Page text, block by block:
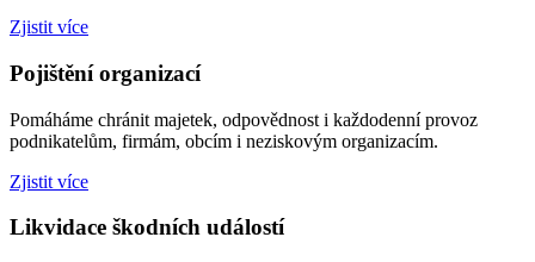
Zjistit více
Pojištění organizací
Pomáháme chránit majetek, odpovědnost i každodenní provoz
podnikatelům, firmám, obcím i neziskovým organizacím.
Zjistit více
Likvidace škodních událostí